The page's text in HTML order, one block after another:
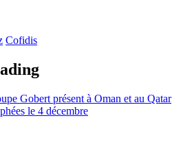
Cofidis
Gobert présent à Oman et au Qatar
le 4 décembre